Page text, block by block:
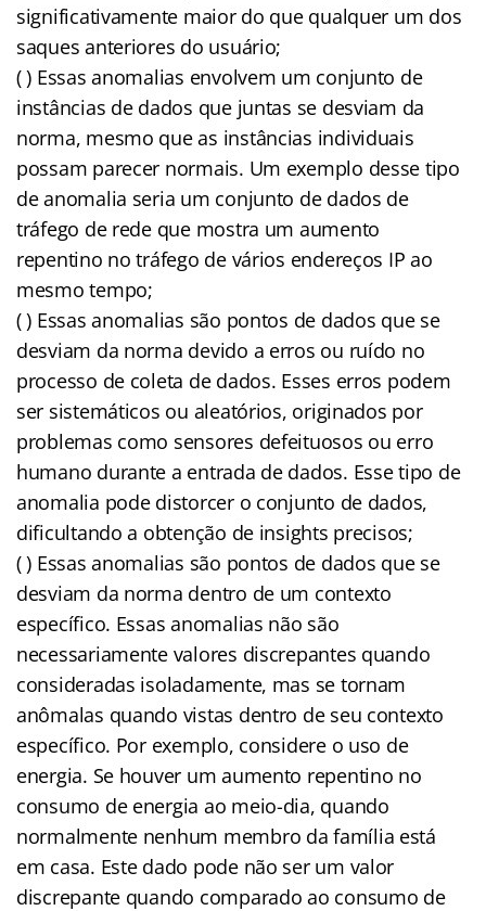
significativamente maior do que qualquer um dos
saques anteriores do usuário;
( ) Essas anomalias envolvem um conjunto de
instâncias de dados que juntas se desviam da
norma, mesmo que as instâncias individuais
possam parecer normais. Um exemplo desse tipo
de anomalia seria um conjunto de dados de
tráfego de rede que mostra um aumento
repentino no tráfego de vários endereços IP ao
mesmo tempo;
( ) Essas anomalias são pontos de dados que se
desviam da norma devido a erros ou ruído no
processo de coleta de dados. Esses erros podem
ser sistemáticos ou aleatórios, originados por
problemas como sensores defeituosos ou erro
humano durante a entrada de dados. Esse tipo de
anomalia pode distorcer o conjunto de dados,
dificultando a obtenção de insights precisos;
( ) Essas anomalias são pontos de dados que se
desviam da norma dentro de um contexto
específico. Essas anomalias não são
necessariamente valores discrepantes quando
consideradas isoladamente, mas se tornam
anômalas quando vistas dentro de seu contexto
específico. Por exemplo, considere o uso de
energia. Se houver um aumento repentino no
consumo de energia ao meio-dia, quando
normalmente nenhum membro da família está
em casa. Este dado pode não ser um valor
discrepante quando comparado ao consumo de